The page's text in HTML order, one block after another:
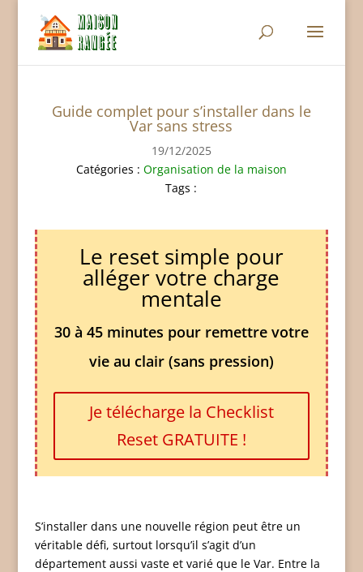
Guide complet pour s’installer dans le
Var sans stress
19/12/2025
Catégories : Organisation de la maison
Tags :
Le reset simple pour
alléger votre charge
mentale
30 à 45 minutes pour remettre votre
vie au clair (sans pression)
Je télécharge la Checklist
Reset GRATUITE !
S’installer dans une nouvelle région peut être un
véritable défi, surtout lorsqu’il s’agit d’un
département aussi vaste et varié que le Var. Entre la